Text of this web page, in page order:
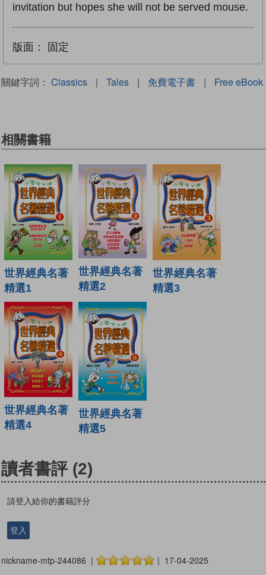
invitation but hopes she will not be served mouse.
版面： 固定
關鍵字詞： Classics | Tales | 免費電子書 | Free eBook
相關書籍
世界經典名著
精選1
世界經典名著
精選2
世界經典名著
精選3
世界經典名著
精選4
世界經典名著
精選5
讀者書評 (2)
請登入給你的書籍評分
登入
nickname-mtp-244086 | | 17-04-2025